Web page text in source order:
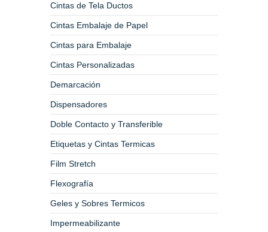
Cintas de Tela Ductos
Cintas Embalaje de Papel
Cintas para Embalaje
Cintas Personalizadas
Demarcación
Dispensadores
Doble Contacto y Transferible
Etiquetas y Cintas Termicas
Film Stretch
Flexografía
Geles y Sobres Termicos
Impermeabilizante